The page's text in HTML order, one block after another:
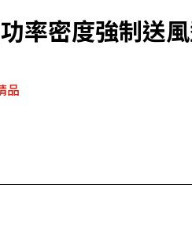
率密度強制送
品